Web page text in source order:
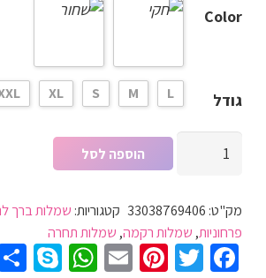
Color
גודל L
M
S
XL
מסלול
מעוצבת
לנשים
הוספה לסל
מק"ט: 33038769406 קטגוריות: שמלות ברך
פרחוניות, שמלות רקמה, שמלות תחרה
Facebook
Twitter
Pinterest
Email